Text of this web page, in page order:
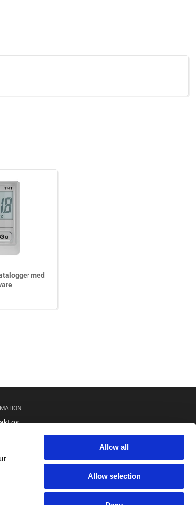
Allow all
Allow selection
med
os
og leveringsbetingelser